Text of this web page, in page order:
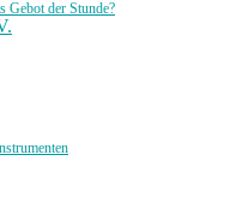
Gebot der Stunde?